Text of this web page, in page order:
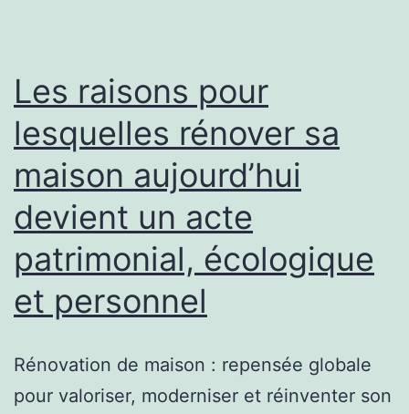
la
clé
d’une
rénovation
de
maison
fluide,
maîtrisée
satisfaisante
Les raisons pour
lesquelles rénover sa
maison aujourd’hui
devient un acte
patrimonial, écologique
et personnel
Rénovation de maison : repensée globale
pour valoriser, moderniser et réinventer son